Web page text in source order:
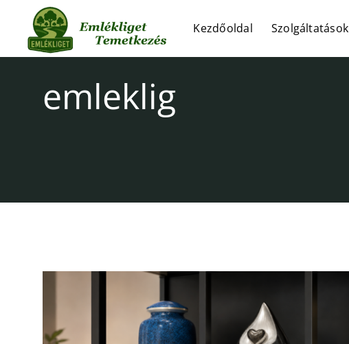
content
Kezdőoldal Szolgáltatások
emleklig